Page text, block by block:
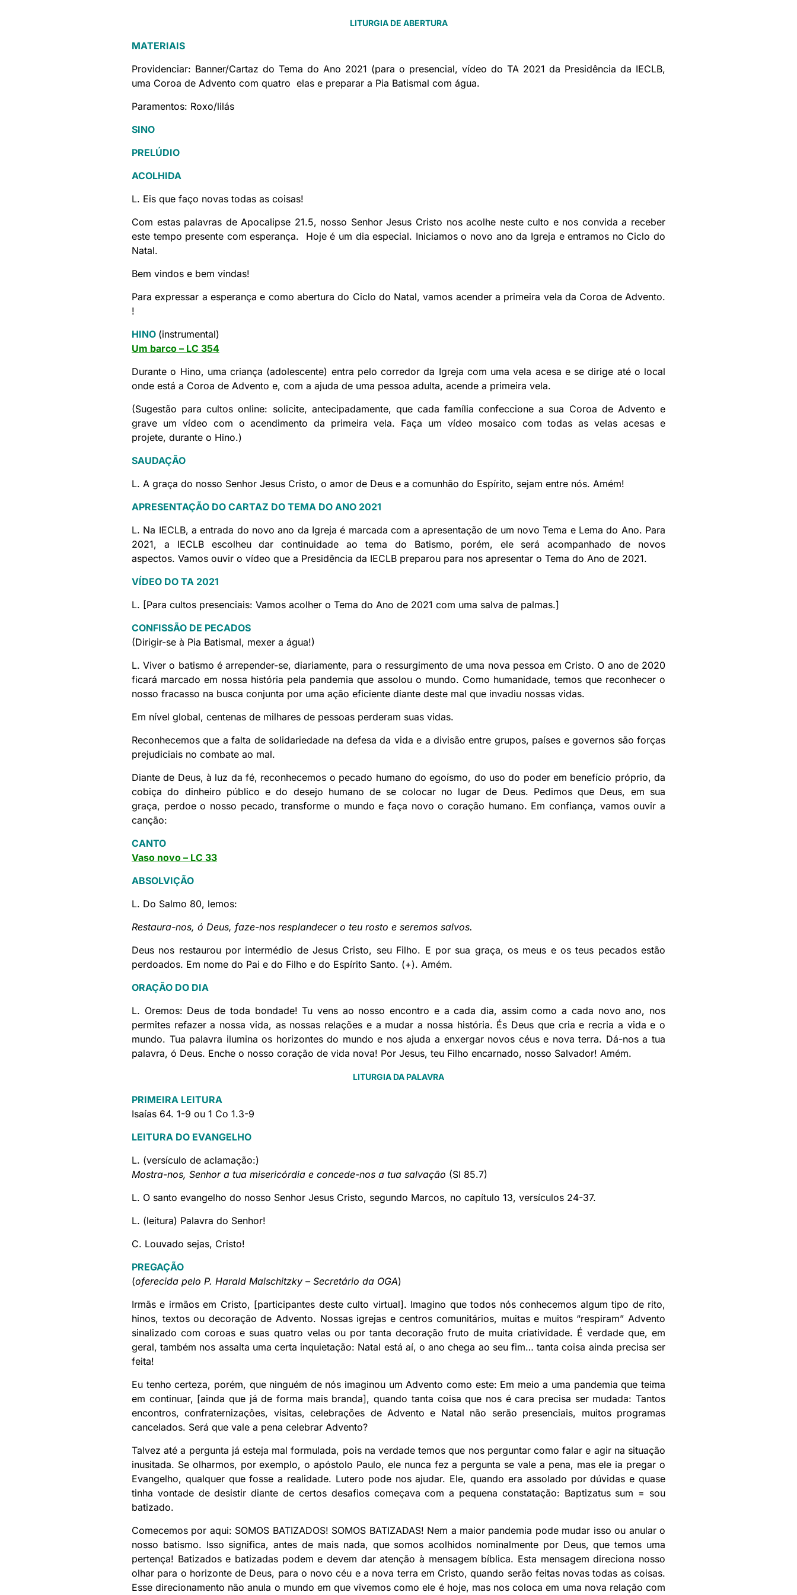
LITURGIA DE ABERTURA
MATERIAIS
Providenciar: Banner/Cartaz do Tema do Ano 2021 (para o presencial, vídeo do TA 2021 da Presidência da IECLB,
uma Coroa de Advento com quatro elas e preparar a Pia Batismal com água.
Paramentos: Roxo/lilás
SINO
PRELÚDIO
ACOLHIDA
L. Eis que faço novas todas as coisas!
Com estas palavras de Apocalipse 21.5, nosso Senhor Jesus Cristo nos acolhe neste culto e nos convida a receber
este tempo presente com esperança. Hoje é um dia especial. Iniciamos o novo ano da Igreja e entramos no Ciclo do
Natal.
Bem vindos e bem vindas!
Para expressar a esperança e como abertura do Ciclo do Natal, vamos acender a primeira vela da Coroa de Advento.
!
HINO (instrumental)
Um barco – LC 354
Durante o Hino, uma criança (adolescente) entra pelo corredor da Igreja com uma vela acesa e se dirige até o local
onde está a Coroa de Advento e, com a ajuda de uma pessoa adulta, acende a primeira vela.
(Sugestão para cultos online: solicite, antecipadamente, que cada família confeccione a sua Coroa de Advento e
grave um vídeo com o acendimento da primeira vela. Faça um vídeo mosaico com todas as velas acesas e
projete, durante o Hino.)
SAUDAÇÃO
L. A graça do nosso Senhor Jesus Cristo, o amor de Deus e a comunhão do Espírito, sejam entre nós. Amém!
APRESENTAÇÃO DO CARTAZ DO TEMA DO ANO 2021
L. Na IECLB, a entrada do novo ano da Igreja é marcada com a apresentação de um novo Tema e Lema do Ano. Para
2021, a IECLB escolheu dar continuidade ao tema do Batismo, porém, ele será acompanhado de novos
aspectos. Vamos ouvir o vídeo que a Presidência da IECLB preparou para nos apresentar o Tema do Ano de 2021.
VÍDEO DO TA 2021
L. [Para cultos presenciais: Vamos acolher o Tema do Ano de 2021 com uma salva de palmas.]
CONFISSÃO DE PECADOS
(Dirigir-se à Pia Batismal, mexer a água!)
L. Viver o batismo é arrepender-se, diariamente, para o ressurgimento de uma nova pessoa em Cristo. O ano de 2020
ficará marcado em nossa história pela pandemia que assolou o mundo. Como humanidade, temos que reconhecer o
nosso fracasso na busca conjunta por uma ação eficiente diante deste mal que invadiu nossas vidas.
Em nível global, centenas de milhares de pessoas perderam suas vidas.
Reconhecemos que a falta de solidariedade na defesa da vida e a divisão entre grupos, países e governos são forças
prejudiciais no combate ao mal.
Diante de Deus, à luz da fé, reconhecemos o pecado humano do egoísmo, do uso do poder em benefício próprio, da
cobiça do dinheiro público e do desejo humano de se colocar no lugar de Deus. Pedimos que Deus, em sua
graça, perdoe o nosso pecado, transforme o mundo e faça novo o coração humano. Em confiança, vamos ouvir a
canção:
CANTO
Vaso novo – LC 33
ABSOLVIÇÃO
L. Do Salmo 80, lemos:
Restaura-nos, ó Deus, faze-nos resplandecer o teu rosto e seremos salvos.
Deus nos restaurou por intermédio de Jesus Cristo, seu Filho. E por sua graça, os meus e os teus pecados estão
perdoados. Em nome do Pai e do Filho e do Espírito Santo. (+). Amém.
ORAÇÃO DO DIA
L. Oremos: Deus de toda bondade! Tu vens ao nosso encontro e a cada dia, assim como a cada novo ano, nos
permites refazer a nossa vida, as nossas relações e a mudar a nossa história. És Deus que cria e recria a vida e o
mundo. Tua palavra ilumina os horizontes do mundo e nos ajuda a enxergar novos céus e nova terra. Dá-nos a tua
palavra, ó Deus. Enche o nosso coração de vida nova! Por Jesus, teu Filho encarnado, nosso Salvador! Amém.
LITURGIA DA PALAVRA
PRIMEIRA LEITURA
Isaías 64. 1-9 ou 1 Co 1.3-9
LEITURA DO EVANGELHO
L. (versículo de aclamação:)
Mostra-nos, Senhor a tua misericórdia e concede-nos a tua salvação (Sl 85.7)
L. O santo evangelho do nosso Senhor Jesus Cristo, segundo Marcos, no capítulo 13, versículos 24-37.
L. (leitura) Palavra do Senhor!
C. Louvado sejas, Cristo!
PREGAÇÃO
(oferecida pelo P. Harald Malschitzky – Secretário da OGA)
Irmãs e irmãos em Cristo, [participantes deste culto virtual]. Imagino que todos nós conhecemos algum tipo de rito,
hinos, textos ou decoração de Advento. Nossas igrejas e centros comunitários, muitas e muitos “respiram” Advento
sinalizado com coroas e suas quatro velas ou por tanta decoração fruto de muita criatividade. É verdade que, em
geral, também nos assalta uma certa inquietação: Natal está aí, o ano chega ao seu fim… tanta coisa ainda precisa ser
feita!
Eu tenho certeza, porém, que ninguém de nós imaginou um Advento como este: Em meio a uma pandemia que teima
em continuar, [ainda que já de forma mais branda], quando tanta coisa que nos é cara precisa ser mudada: Tantos
encontros, confraternizações, visitas, celebrações de Advento e Natal não serão presenciais, muitos programas
cancelados. Será que vale a pena celebrar Advento?
Talvez até a pergunta já esteja mal formulada, pois na verdade temos que nos perguntar como falar e agir na situação
inusitada. Se olharmos, por exemplo, o apóstolo Paulo, ele nunca fez a pergunta se vale a pena, mas ele ia pregar o
Evangelho, qualquer que fosse a realidade. Lutero pode nos ajudar. Ele, quando era assolado por dúvidas e quase
tinha vontade de desistir diante de certos desafios começava com a pequena constatação: Baptizatus sum = sou
batizado.
Comecemos por aqui: SOMOS BATIZADOS! SOMOS BATIZADAS! Nem a maior pandemia pode mudar isso ou anular o
nosso batismo. Isso significa, antes de mais nada, que somos acolhidos nominalmente por Deus, que temos uma
pertença! Batizados e batizadas podem e devem dar atenção à mensagem bíblica. Esta mensagem direciona nosso
olhar para o horizonte de Deus, para o novo céu e a nova terra em Cristo, quando serão feitas novas todas as coisas.
Esse direcionamento não anula o mundo em que vivemos como ele é hoje, mas nos coloca em uma nova relação com